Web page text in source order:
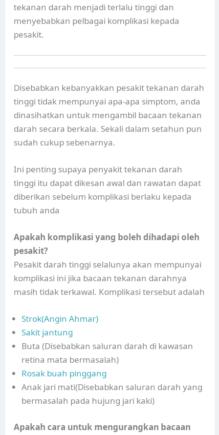
tekanan darah menjadi terlalu tinggi dan
menyebabkan pelbagai komplikasi kepada
pesakit.
Disebabkan kebanyakkan pesakit tekanan darah
tinggi tidak mempunyai apa-apa simptom, anda
dinasihatkan untuk mengambil bacaan tekanan
darah secara berkala. Sekali dalam setahun pun
sudah cukup sebenarnya.
Ini penting supaya penyakit tekanan darah
tinggi itu dapat dikesan awal dan rawatan dapat
diberikan sebelum komplikasi berlaku kepada
tubuh anda
Apakah komplikasi yang boleh dihadapi oleh
pesakit?
Pesakit darah tinggi selalunya akan mempunyai
komplikasi ini jika bacaan tekanan darahnya
masih tidak terkawal. Komplikasi tersebut adalah
Strok(Angin Ahmar)
Sakit jantung
Buta (Disebabkan saluran darah di kawasan
retina mata bermasalah)
Rosak buah pinggang
Anak jari mati(Disebabkan saluran darah yang
bermasalah pada hujung jari kaki)
Apakah cara untuk mengurangkan bacaan